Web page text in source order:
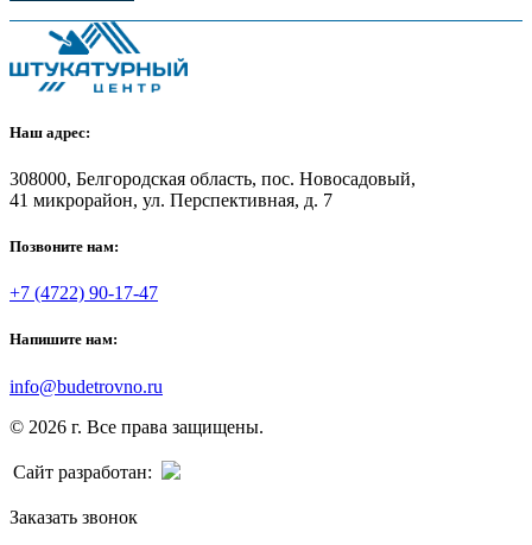
Наш адрес:
308000, Белгородская область, пос. Новосадовый,
41 микрорайон, ул. Перспективная, д. 7
Позвоните нам:
+7 (4722) 90-17-47
Напишите нам:
info@budetrovno.ru
© 2026 г. Все права защищены.
Сайт разработан:
Заказать звонок